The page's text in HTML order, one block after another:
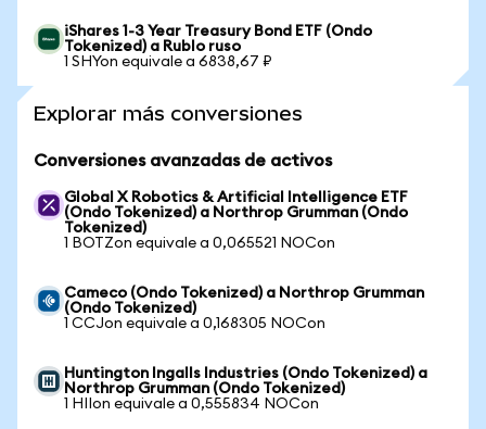
iShares 1-3 Year Treasury Bond ETF (Ondo
Tokenized) a Rublo ruso
1 SHYon equivale a 6838,67 ₽
Explorar más conversiones
Conversiones avanzadas de activos
Global X Robotics & Artificial Intelligence ETF
(Ondo Tokenized) a Northrop Grumman (Ondo
Tokenized)
1 BOTZon equivale a 0,065521 NOCon
Cameco (Ondo Tokenized) a Northrop Grumman
(Ondo Tokenized)
1 CCJon equivale a 0,168305 NOCon
Huntington Ingalls Industries (Ondo Tokenized) a
Northrop Grumman (Ondo Tokenized)
1 HIIon equivale a 0,555834 NOCon